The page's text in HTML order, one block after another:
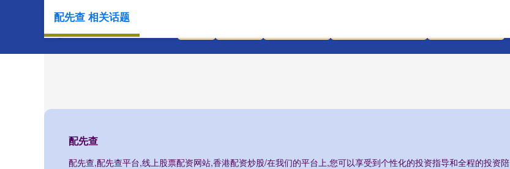
配先查
配先查,配先查平台,线上股票配资网站,香港配资炒股/在我们的平台上,您可以享受到个性化的投资指导和全程的投资陪
配先查 相关话题